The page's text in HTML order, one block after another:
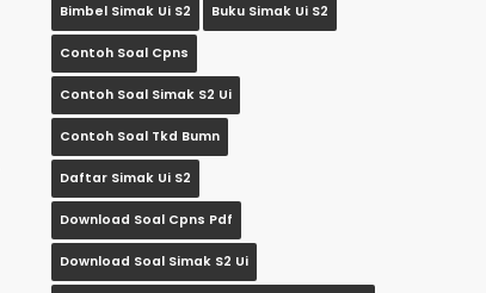
Bimbel Simak Ui S2 Buku Simak Ui S2
Contoh Soal Cpns
Contoh Soal Simak S2 Ui
Contoh Soal Tkd Bumn
Daftar Simak Ui S2
Download Soal Cpns Pdf
Download Soal Simak S2 Ui